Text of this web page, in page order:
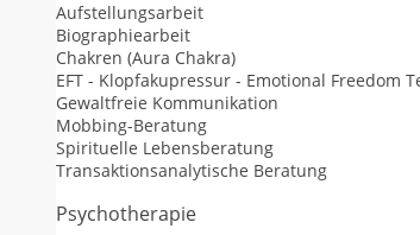
Aufstellungsarbeit
Biographiearbeit
Chakren (Aura Chakra)
EFT - Klopfakupressur - Emotional Freedom
Gewaltfreie Kommunikation
Mobbing-Beratung
Spirituelle Lebensberatung
Transaktionsanalytische Beratung
Psychotherapie